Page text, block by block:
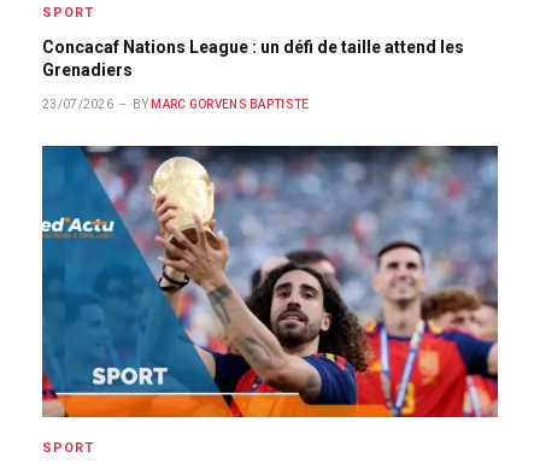
SPORT
Concacaf Nations League : un défi de taille attend les
Grenadiers
23/07/2026 BY MARC GORVENS BAPTISTE
SPORT